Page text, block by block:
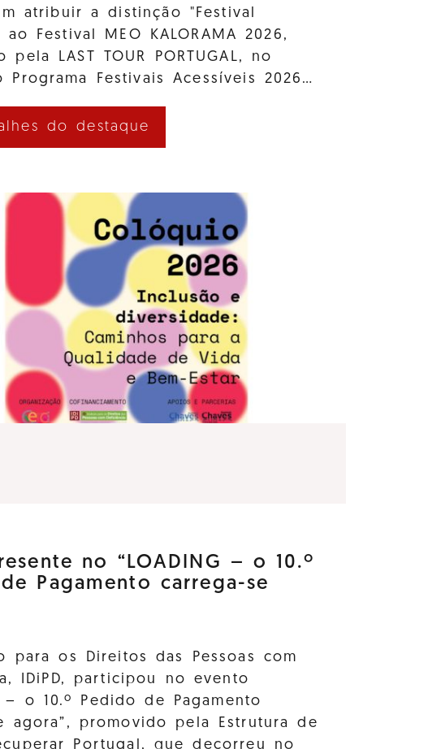
atribuir a distinção "Festival
ao Festival MEO KALORAMA 2026,
pela LAST TOUR PORTUGAL, no
Programa Festivais Acessíveis 2026…
do destaque
no “LOADING – o 10.º
Pagamento carrega-se
para os Direitos das Pessoas com
IDiPD, participou no evento
– o 10.º Pedido de Pagamento
agora”, promovido pela Estrutura de
Portugal, que decorreu no